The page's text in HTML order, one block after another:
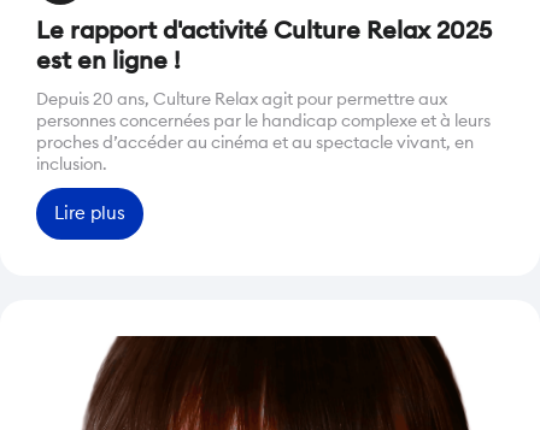
Le rapport d'activité Culture Relax 2025
est en ligne !
Depuis 20 ans, Culture Relax agit pour permettre aux
personnes concernées par le handicap complexe et à leurs
proches d’accéder au cinéma et au spectacle vivant, en
inclusion.
Lire plus